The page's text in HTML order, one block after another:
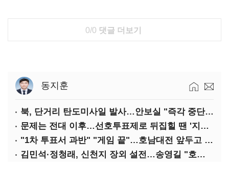
0/0 댓글 더보기
동지훈
북, 단거리 탄도미사일 발사…안보실 "즉각 중단 촉구"
문제는 전대 이후…선호투표제로 뒤집힐 땐 '지지층 불복'
"1차 투표서 과반" "게임 끝"…호남대전 앞두고 '충돌'
김민석·정청래, 신천지 장외 설전…송영길 "호남 계몽 규탄"